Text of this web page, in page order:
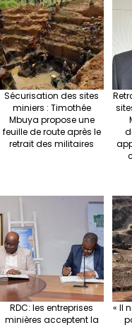
Sécurisation des sites
miniers : Timothée
Mbuya propose une
feuille de route après le
retrait des militaires
RDC: les entreprises
minières acceptent la
« Il